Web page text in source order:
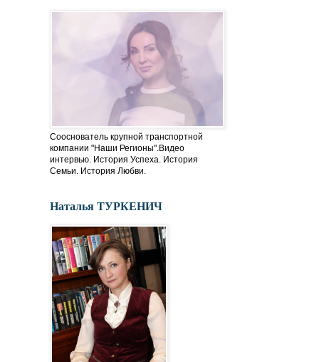
Сооснователь крупной транспортной
компании "Наши Регионы".Видео
интервью. История Успеха. История
Семьи. История Любви.
Наталья ТУРКЕНИЧ